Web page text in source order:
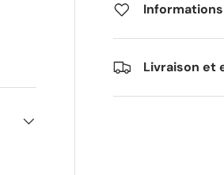
Livraison et